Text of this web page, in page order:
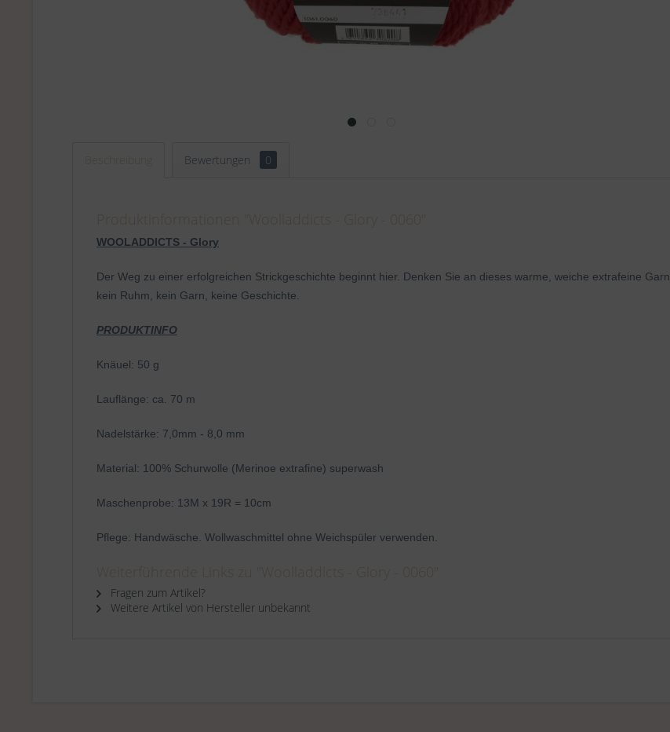
Bewertungen 0
WOOLADDICTS - Glory
Der Weg zu einer erfolgreichen Strickgeschichte beginnt hier. Denken Sie an dieses warme, weiche extrafeine Garn
kein Ruhm, kein Garn, keine Geschichte.
PRODUKTINFO
Knäuel: 50 g
Lauflänge: ca. 70 m
Nadelstärke: 7,0mm - 8,0 mm
Material: 100% Schurwolle (Merinoe extrafine) superwash
Maschenprobe: 13M x 19R = 10cm
Pflege: Handwäsche. Wollwaschmittel ohne Weichspüler verwenden.
Fragen zum Artikel?
Weitere Artikel von Hersteller unbekannt